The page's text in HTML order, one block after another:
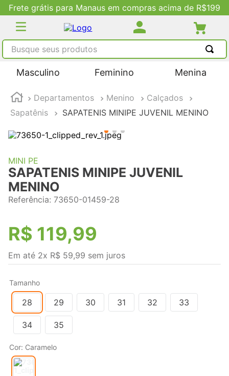
Frete grátis para Manaus em compras acima de R$199
Busque seus produtos
Masculino Feminino Menina
Departamentos Menino
Calçados
Sapatênis
SAPATENIS MINIPE JUVENIL MENINO
MINI PE
SAPATENIS MINIPE JUVENIL
MENINO
Referência: 73650-01459-28
R$ 119,99
Em até 2x R$ 59,99 sem juros
Tamanho
28 29 30 31 32 33
34 35
Cor: Caramelo
TERMOS MAIS BUSCADOS
2
tenis feminino
4º
adidas
5
tenis